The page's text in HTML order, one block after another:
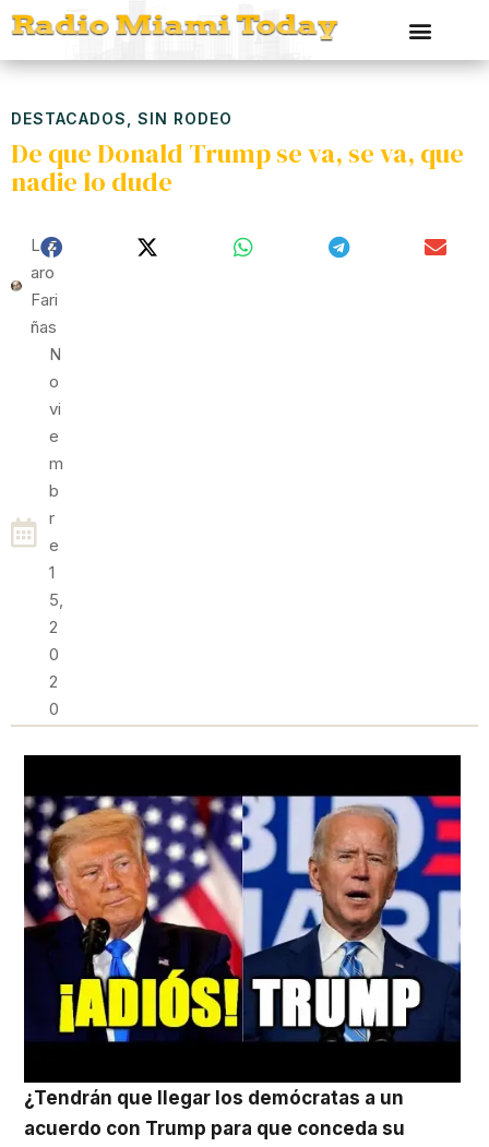
DESTACADOS SIN RODEO
De que Donald Trump se va, se va, que
nadie lo dude
Láz
Aro
Fari
Ñas
N
O
Vi
E
M
B
R
E
1
5,
2
0
2
0
¿Tendrán que llegar los demócratas a un
acuerdo con Trump para que conceda su